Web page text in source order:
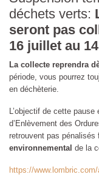
déchets verts:
seront pas
16 juillet au
La collecte reprendra
période, vous pourrez
en déchèterie.
L’objectif de cette
d’Enlèvement des
retrouvent pas pénalisés
environnemental de la
https://